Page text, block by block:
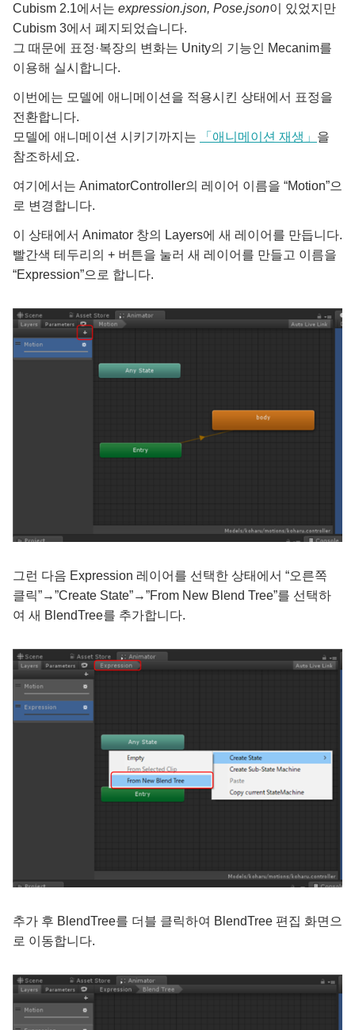
Cubism 2.1에서는 expression.json, Pose.json이 있었지만
Cubism 3에서 폐지되었습니다.
그 때문에 표정·복장의 변화는 Unity의 기능인 Mecanim를
이용해 실시합니다.
이번에는 모델에 애니메이션을 적용시킨 상태에서 표정을
전환합니다.
모델에 애니메이션 시키기까지는
「애니메이션 재생」 을
참조하세요.
여기에서는 AnimatorController의 레이어 이름을 “Motion”으
로 변경합니다.
이 상태에서 Animator 창의 Layers에 새 레이어를 만듭니다.
빨간색 테두리의 + 버튼을 눌러 새 레이어를 만들고 이름을
“Expression”으로 합니다.
그런 다음 Expression 레이어를 선택한 상태에서 “오른쪽
클릭”→”Create State”→”From New Blend Tree”를 선택하
여 새 BlendTree를 추가합니다.
추가 후 BlendTree를 더블 클릭하여 BlendTree 편집 화면으
로 이동합니다.